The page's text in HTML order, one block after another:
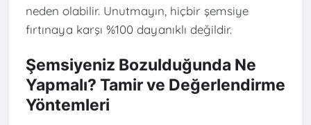
neden olabilir. Unutmayın, hiçbir şemsiye
fırtınaya karşı %100 dayanıklı değildir.
Şemsiyeniz Bozulduğunda Ne
Yapmalı? Tamir ve Değerlendirme
Yöntemleri